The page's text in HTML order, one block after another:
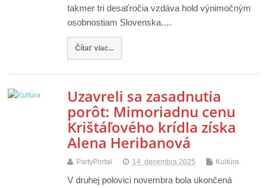
takmer tri desaťročia vzdáva hold výnimočným
osobnostiam Slovenska.…
Čítať viac...
Uzavreli sa zasadnutia
porôt: Mimoriadnu cenu
Krištáľového krídla získa
Alena Heribanová
PartyPortal 14. decembra 2025 Kultúra
V druhej polovici novembra bola ukončená